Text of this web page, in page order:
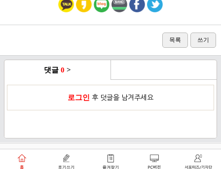
목록 쓰기
댓글 0 >
로그인 후 덧글을 남겨주세요
개인정보취급방침 로그인
쑥쑥플래닛 주식회사 대표이사 : 천선아